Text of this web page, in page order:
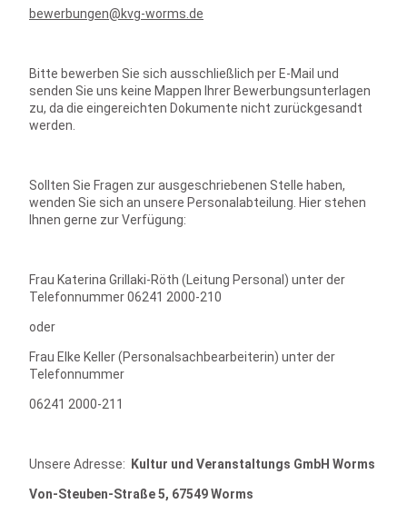
bewerbungen@kvg-worms.de
Bitte bewerben Sie sich ausschließlich per E-Mail und
senden Sie uns keine Mappen Ihrer Bewerbungsunterlagen
zu, da die eingereichten Dokumente nicht zurückgesandt
werden.
Sollten Sie Fragen zur ausgeschriebenen Stelle haben,
wenden Sie sich an unsere Personalabteilung. Hier stehen
Ihnen gerne zur Verfügung:
Frau Katerina Grillaki-Röth (Leitung Personal) unter der
Telefonnummer 06241 2000-210
oder
Frau Elke Keller (Personalsachbearbeiterin) unter der
Telefonnummer
06241 2000-211
Unsere Adresse: Kultur und Veranstaltungs GmbH Worms
Von-Steuben-Straße 5, 67549 Worms